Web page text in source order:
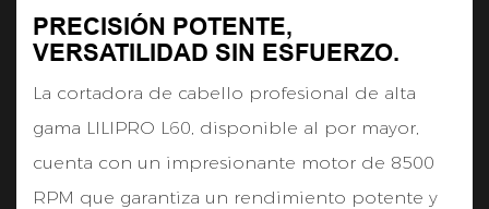
PRECISIÓN POTENTE,
VERSATILIDAD SIN ESFUERZO.
La cortadora de cabello profesional de alta
gama LILIPRO L60, disponible al por mayor,
cuenta con un impresionante motor de 8500
RPM que garantiza un rendimiento potente y